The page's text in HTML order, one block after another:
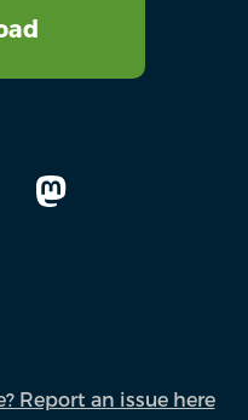
Report an issue here